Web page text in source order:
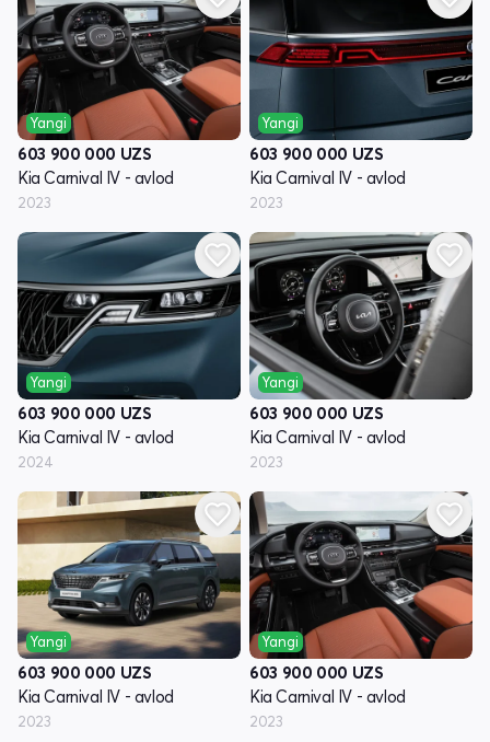
Yangi
603 900 000 UZS
Kia Carnival IV - avlod
2023
Yangi
603 900 000 UZS
Kia Carnival IV - avlod
2023
Yangi
603 900 000 UZS
Kia Carnival IV - avlod
2024
Yangi
603 900 000 UZS
Kia Carnival IV - avlod
2023
Yangi
603 900 000 UZS
Kia Carnival IV - avlod
2023
Yangi
603 900 000 UZS
Kia Carnival IV - avlod
2023